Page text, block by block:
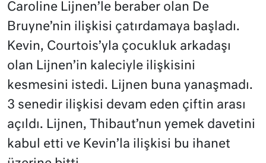
Caroline Lijnen’le beraber olan De
Bruyne’nin ilişkisi çatırdamaya başladı.
Kevin, Courtois’yla çocukluk arkadaşı
olan Lijnen’in kaleciyle ilişkisini
kesmesini istedi. Lijnen buna yanaşmadı.
3 senedir ilişkisi devam eden çiftin arası
açıldı. Lijnen, Thibaut’nun yemek davetini
kabul etti ve Kevin’la ilişkisi bu ihanet